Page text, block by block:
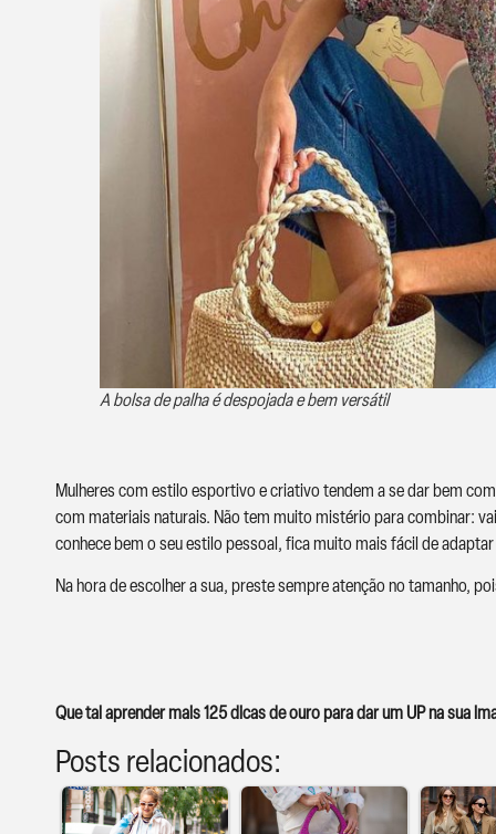
A bolsa de palha é despojada e bem versátil
Mulheres com estilo esportivo e criativo tendem a se dar bem
com materiais naturais. Não tem muito mistério para combinar:
conhece bem o seu estilo pessoal, fica muito mais fácil de
Na hora de escolher a sua, preste sempre atenção no tamanho,
Que tal aprender mais 125 dicas de ouro para dar um UP na sua
Posts relacionados: